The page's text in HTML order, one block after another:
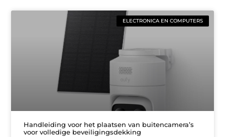
ELECTRONICA EN COMPUTERS
Handleiding voor het plaatsen van buitencamera’s
voor volledige beveiligingsdekking